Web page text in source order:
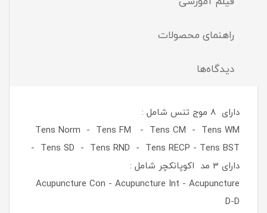
راهنمای محصولات
دیدگاه‌ها
دارای 8 موج تنس شامل :
Tens Norm - Tens FM - Tens CM - Tens WM
- Tens SD - Tens RND - Tens RECP - Tens BST
دارای 3 مد اکوپانکچر شامل :
Acupuncture Con - Acupuncture Int - Acupuncture
D-D